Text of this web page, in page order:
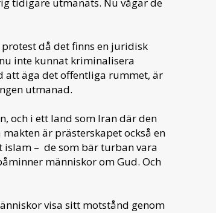
tidigare utmanats. Nu vågar de
då det finns en juridisk
inte kunnat kriminalisera
att äga det offentliga rummet, är
utmanad.
och i ett land som Iran där den
är prästerskapet också en
– de som bär turban vara
människor om Gud. Och
visa sitt motstånd genom